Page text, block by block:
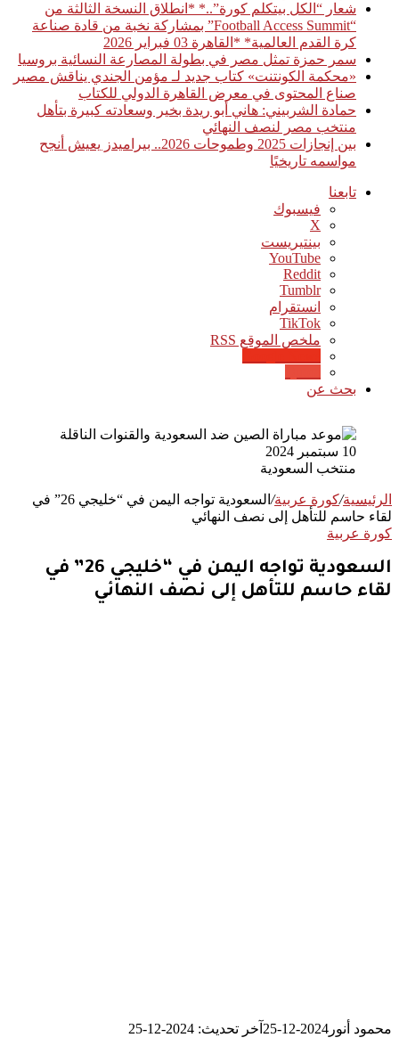
شعار “الكل بيتكلم كورة”..* *انطلاق النسخة الثالثة من
“Football Access Summit” بمشاركة نخبة من قادة صناعة
كرة القدم العالمية* *القاهرة 03 فبراير 2026
سمر حمزة تمثل مصر في بطولة المصارعة النسائية بروسيا
«محكمة الكونتنت» كتاب جديد لـ مؤمن الجندي يناقش مصير
صناع المحتوى في معرض القاهرة الدولي للكتاب
حمادة الشربيني: هاني أبو ريدة بخير وسعادته كبيرة بتأهل
منتخب مصر لنصف النهائي
بين إنجازات 2025 وطموحات 2026.. بيراميدز يعيش أنجح
مواسمه تاريخيًا
تابعنا
فيسبوك
‫X
بينتيريست
‫YouTube
انستقرام
‫TikTok
ملخص الموقع RSS
بحث عن
منتخب السعودية
الرئيسية/كورة عربية/
السعودية تواجه اليمن في “خليجي 26” في
لقاء حاسم للتأهل إلى نصف النهائي
كورة عربية
السعودية تواجه اليمن في “خليجي 26” في
لقاء حاسم للتأهل إلى نصف النهائي
محمود أنور 2024-12-25 آخر تحديث: 2024-12-25